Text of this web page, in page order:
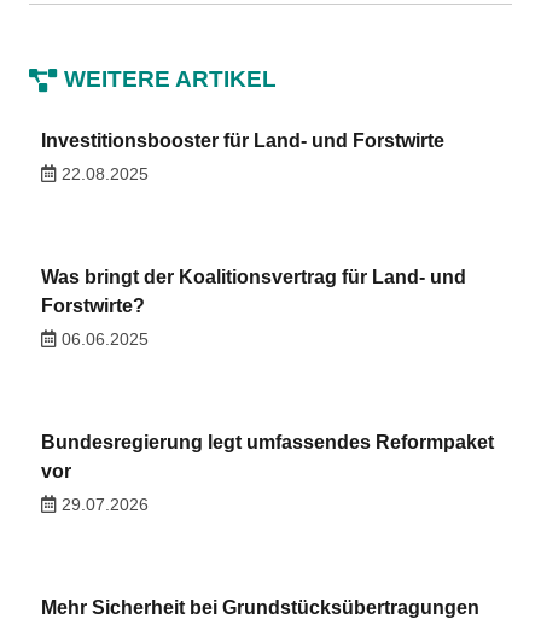
WEITERE ARTIKEL
Investitionsbooster für Land- und Forstwirte
22.08.2025
Was bringt der Koalitionsvertrag für Land- und
Forstwirte?
06.06.2025
Bundesregierung legt umfassendes Reformpaket
vor
29.07.2026
Mehr Sicherheit bei Grundstücksübertragungen